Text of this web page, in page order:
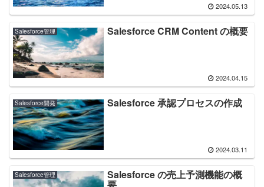
2024.05.13
Salesforce管理 Salesforce CRM Content の概要
2024.04.15
Salesforce開発 Salesforce 承認プロセスの作成
2024.03.11
Salesforce管理 Salesforce の売上予測機能の概